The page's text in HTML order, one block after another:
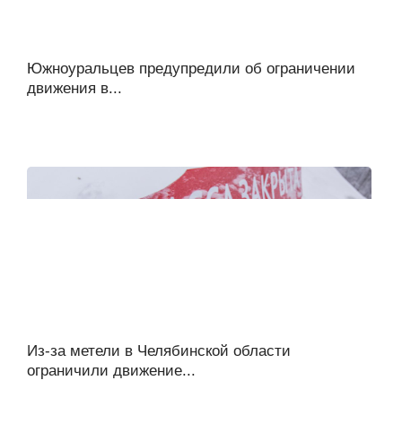
Южноуральцев предупредили об ограничении
движения в...
Из-за метели в Челябинской области
ограничили движение...